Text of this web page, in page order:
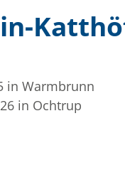
in Warmbrunn
in Ochtrup